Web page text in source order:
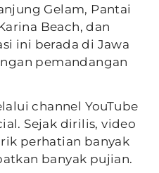
Gelam, Pantai
Beach, dan
ini berada di Jawa
pemandangan
channel YouTube
Sejak dirilis, video
perhatian banyak
banyak pujian.